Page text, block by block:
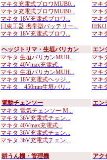
マキタ充電式ブロワMUB0...
マキタ充電式ブロワMUB0...
マキタ 18V充電式ブロワ...
日東工器 携帯型バッテリー...
マキタ 18V充電式ブロワ...
マキ
マキ
マキ
マキ
ヘッジトリマ・生垣バリカン
マキタ 生垣バリカンMUH...
マキタ 40Vmax充電式...
マキタ 生垣バリカンMUH...
マキタ 18V充電式ヘッジ...
マキタ 450mm生垣バリ...
エン
マキ
マキ
マキ
マキ
マキ
電動チェンソー
マキタ 電気チェンソー M...
マキタ 36V充電式チェン...
マキタ 40Vmax充電式...
マキタ 36V充電式チェン...
マキタ 36V充電式チェン...
エン
耕うん機・管理機
アク